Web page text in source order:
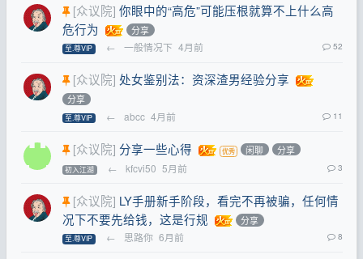
[众议院] 你眼中的“高危”可能压根就算不上什么高
危行为
分享
至.尊VIP ← 一般情况下 4月前 52
[众议院] 处女鉴别法：资深渣男经验分享
分享
至.尊VIP ← abcc 4月前 11
[众议院] 分享一些心得 闲聊 分享
初入江湖 ← kfcvi50 5月前 3
[众议院] LY手册新手阶段，看完不再被骗，任何情
况下不要先给钱，这是行规
分享
至.尊VIP ← 思路你 6月前 8